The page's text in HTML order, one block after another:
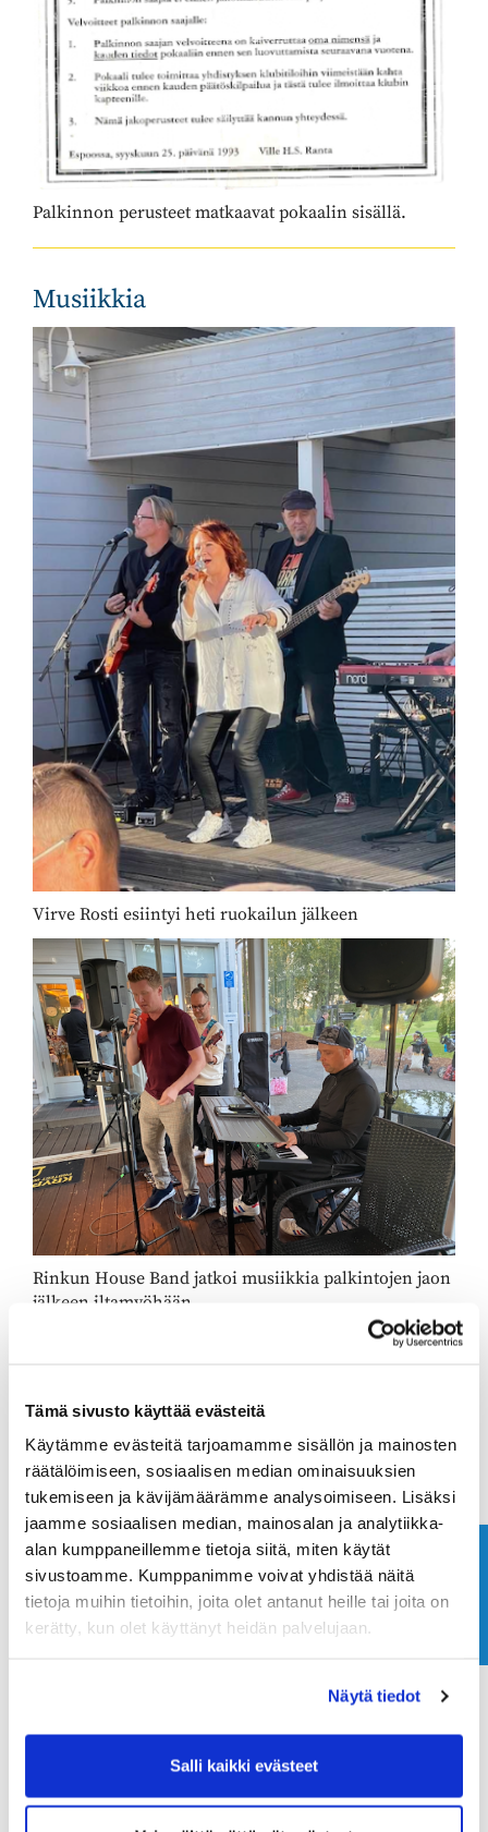
Tämä sivusto käyttää evästeitä
Käytämme evästeitä tarjoamamme sisällön ja mainosten
räätälöimiseen, sosiaalisen median ominaisuuksien
tukemiseen ja kävijämäärämme analysoimiseen. Lisäksi
jaamme sosiaalisen median, mainosalan ja analytiikka-
alan kumppaneillemme tietoja siitä, miten käytät
sivustoamme. Kumppanimme voivat yhdistää näitä
tietoja muihin tietoihin, joita olet antanut heille tai joita on
kerätty, kun olet käyttänyt heidän palvelujaan.
Näytä tiedot
Salli kaikki evästeet
Palkinnon perusteet matkaavat pokaalin sisällä.
Musiikkia
Virve Rosti esiintyi heti ruokailun jälkeen
Rinkun House Band jatkoi musiikkia palkintojen jaon
jälkeen iltamyöhään